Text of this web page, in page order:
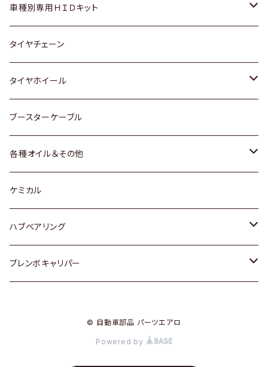
マツダ
三菱
スバル
レクサス
ダイハツ
マツダ
三菱
スバル
日産
いすゞ
ダイハツ
マツダ
三菱
スバル
スズキ
日産
ダイハツ
スバル
ホンダ
スズキ
日産
ダイハツ
マツダ
ホンダ
スズキ
日産
ダイハツ
マツダ
スバル
車種別専用ＨＩＤキット
トヨタ
マツダ
タイヤチェーン
タイヤホイール
トヨタ
ホンダ
スズキ
日産
ダイハツ
ブースターケーブル
各種オイル＆その他
ディーデル洗浄添加剤
ケミカル
ハブベアリング
トヨタ
ブレンボキャリパー
© 自動車部品 パーツエアロ
Powered by